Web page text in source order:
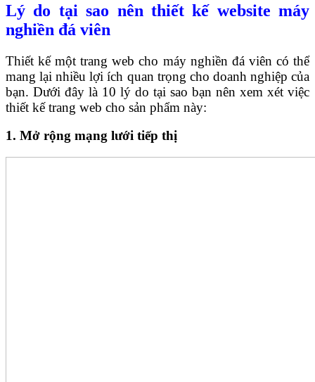
Lý do tại sao nên thiết kế website máy
nghiền đá viên
Thiết kế một trang web cho máy nghiền đá viên có thể
mang lại nhiều lợi ích quan trọng cho doanh nghiệp của
bạn. Dưới đây là 10 lý do tại sao bạn nên xem xét việc
thiết kế trang web cho sản phẩm này:
1. Mở rộng mạng lưới tiếp thị